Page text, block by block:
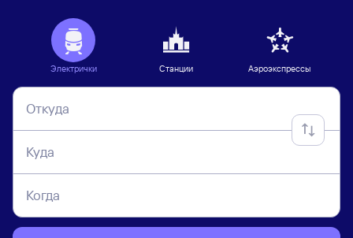
Электрички Станции Аэроэкспрессы
Откуда
Куда
Когда